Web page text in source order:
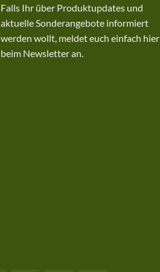
Falls Ihr über Produktupdates und
aktuelle Sonderangebote informiert
werden wollt, meldet euch einfach hier
beim Newsletter an.